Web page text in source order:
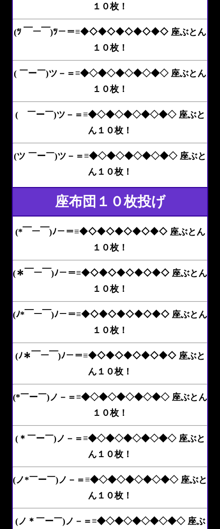
１０枚！
(ﾂ ￣ー￣)ﾂ－＝≡◆◇◆◇◆◇◆◇◆◇ 座ぶとん
１０枚！
( ￣ー￣)ツ－＝≡◆◇◆◇◆◇◆◇◆◇ 座ぶとん
１０枚！
( ￣ー￣)ツ－＝≡◆◇◆◇◆◇◆◇◆◇ 座ぶと
ん１０枚！
(ツ ￣ー￣)ツ－＝≡◆◇◆◇◆◇◆◇◆◇ 座ぶと
ん１０枚！
座布団１０枚投げ
(*￣ー￣)ﾉ－＝≡◆◇◆◇◆◇◆◇◆◇ 座ぶとん
１０枚！
(＊￣ー￣)ﾉ－＝≡◆◇◆◇◆◇◆◇◆◇ 座ぶとん
１０枚！
(ﾉ*￣ー￣)ﾉ－＝≡◆◇◆◇◆◇◆◇◆◇ 座ぶとん
１０枚！
(ﾉ＊￣ー￣)ﾉ－＝≡◆◇◆◇◆◇◆◇◆◇ 座ぶと
ん１０枚！
(*￣ー￣)ノ－＝≡◆◇◆◇◆◇◆◇◆◇ 座ぶとん
１０枚！
(＊￣ー￣)ノ－＝≡◆◇◆◇◆◇◆◇◆◇ 座ぶと
ん１０枚！
(ノ*￣ー￣)ノ－＝≡◆◇◆◇◆◇◆◇◆◇ 座ぶと
ん１０枚！
(ノ＊￣ー￣)ノ－＝≡◆◇◆◇◆◇◆◇◆◇ 座ぶ